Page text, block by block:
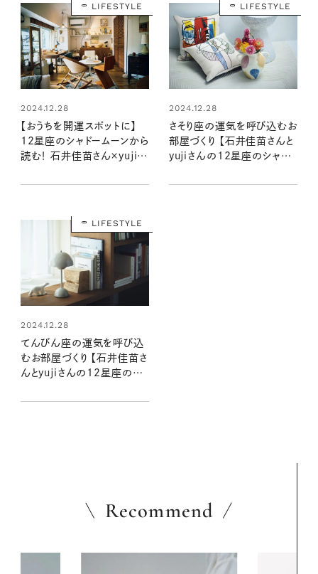
LIFESTYLE
2024.12.28
【おうちを開運スポットに】
12星座のシャドームーンから
読む！ 石井佳苗さん×yujiさ
ア
LIFESTYLE
2024.12.28
さそり座の運気を呼び込むお
部屋づくり 【石井佳苗さんと
yujiさんの12星座のシャド
LIFESTYLE
2024.12.28
てんびん座の運気を呼び込
むお部屋づくり 【石井佳苗さ
んとyujiさんの12星座のシ
ア】
Recommend